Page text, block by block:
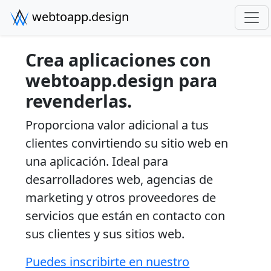
webtoapp.design
Crea aplicaciones con
webtoapp.design para
revenderlas.
Proporciona valor adicional a tus
clientes convirtiendo su sitio web en
una aplicación. Ideal para
desarrolladores web, agencias de
marketing y otros proveedores de
servicios que están en contacto con
sus clientes y sus sitios web.
Puedes inscribirte en nuestro